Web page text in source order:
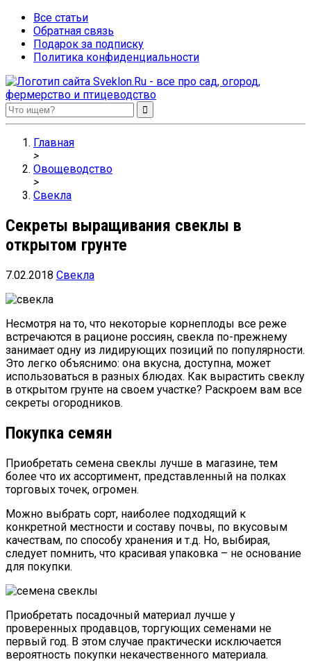
Все статьи
Обратная связь
Подарок за подписку
Политика конфиденциальности
Sveklon.Ru – все про сад, огород, фермерство и птицеводство
Главная
>
Овощеводство
>
Свекла
Секреты выращивания свеклы в
открытом грунте
7.02.2018 Свекла
Несмотря на то, что некоторые корнеплоды все реже
встречаются в рационе россиян, свекла по-прежнему
занимает одну из лидирующих позиций по популярности.
Это легко объяснимо: она вкусна, доступна, может
использоваться в разных блюдах. Как вырастить свеклу
в открытом грунте на своем участке? Раскроем вам все
секреты огородников.
Покупка семян
Приобретать семена свеклы лучше в магазине, тем
более что их ассортимент, представленный на полках
торговых точек, огромен.
Можно выбрать сорт, наиболее подходящий к
конкретной местности и составу почвы, по вкусовым
качествам, по способу хранения и т.д. Но, выбирая,
следует помнить, что красивая упаковка – не основание
для покупки.
Приобретать посадочный материал лучше у
проверенных продавцов, торгующих семенами не
первый год. В этом случае практически исключается
вероятность покупки некачественного материала.